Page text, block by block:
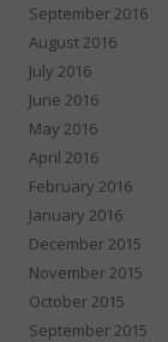
September 2016
August 2016
July 2016
June 2016
May 2016
April 2016
February 2016
January 2016
December 2015
November 2015
October 2015
September 2015